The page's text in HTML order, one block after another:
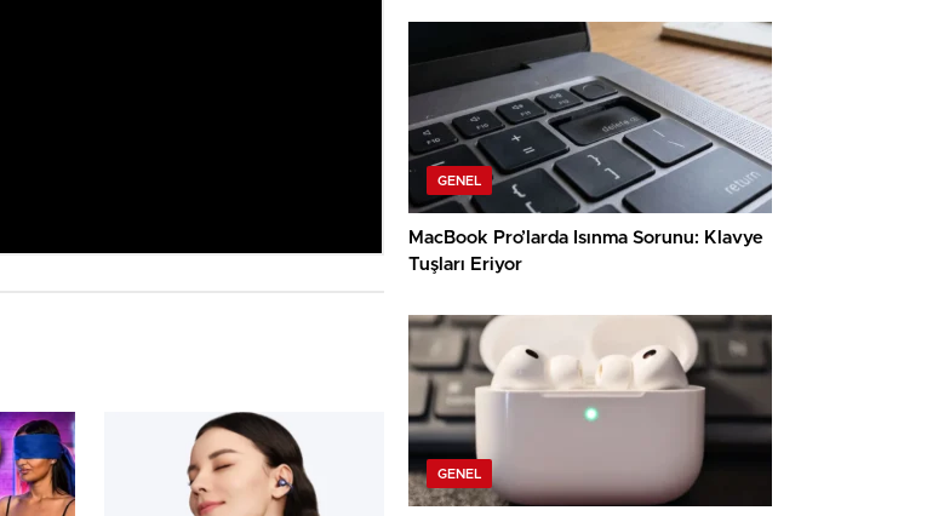
GENEL
MacBook Pro’larda Isınma Sorunu: Klavye
Tuşları Eriyor
GENEL